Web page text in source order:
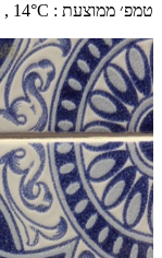
טמפ׳ ממוצעת :
14°C ,